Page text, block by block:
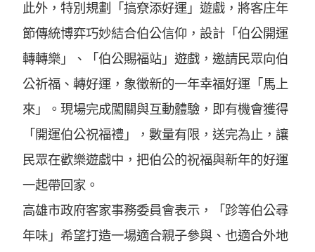
此外，特別規劃「搞尞添好運」遊戲，將客庄年
節傳統博弈巧妙結合伯公信仰，設計「伯公開運
轉轉樂」、「伯公賜福站」遊戲，邀請民眾向伯
公祈福、轉好運，象徵新的一年幸福好運「馬上
來」。現場完成闖關與互動體驗，即有機會獲得
「開運伯公祝福禮」，數量有限，送完為止，讓
民眾在歡樂遊戲中，把伯公的祝福與新年的好運
一起帶回家。
高雄市政府客家事務委員會表示，「跈等伯公尋
年味」希望打造一場適合親子參與、也適合外地